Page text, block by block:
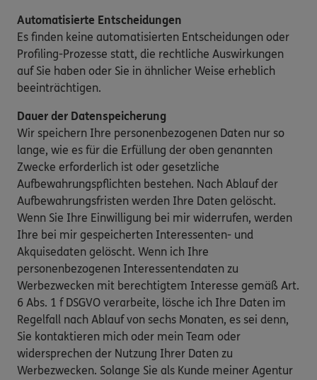
Automatisierte Entscheidungen
Es finden keine automatisierten Entscheidungen oder
Profiling-Prozesse statt, die rechtliche Auswirkungen
auf Sie haben oder Sie in ähnlicher Weise erheblich
beeinträchtigen.
Dauer der Datenspeicherung
Wir speichern Ihre personenbezogenen Daten nur so
lange, wie es für die Erfüllung der oben genannten
Zwecke erforderlich ist oder gesetzliche
Aufbewahrungspflichten bestehen. Nach Ablauf der
Aufbewahrungsfristen werden Ihre Daten gelöscht.
Wenn Sie Ihre Einwilligung bei mir widerrufen, werden
Ihre bei mir gespeicherten Interessenten- und
Akquisedaten gelöscht. Wenn ich Ihre
personenbezogenen Interessentendaten zu
Werbezwecken mit berechtigtem Interesse gemäß Art.
6 Abs. 1 f DSGVO verarbeite, lösche ich Ihre Daten im
Regelfall nach Ablauf von sechs Monaten, es sei denn,
Sie kontaktieren mich oder mein Team oder
widersprechen der Nutzung Ihrer Daten zu
Werbezwecken. Solange Sie als Kunde meiner Agentur